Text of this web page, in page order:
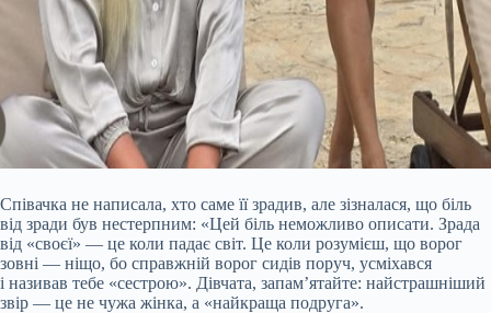
Співачка не написала, хто саме її зрадив, але зізналася, що біль
від зради був нестерпним: «Цей біль неможливо описати. Зрада
від «своєї» — це коли падає світ. Це коли розумієш, що ворог
зовні — ніщо, бо справжній ворог сидів поруч, усміхався
і називав тебе «сестрою». Дівчата, запам’ятайте: найстрашніший
звір — це не чужа жінка, а «найкраща подруга».